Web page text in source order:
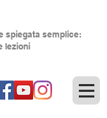
spiegata semplice:
lezioni